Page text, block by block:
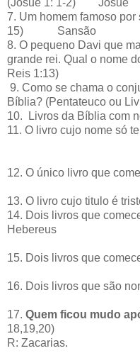
(Josué 1: 1-2) Josué
7. Um homem famoso
15) Sansão
8. O pequeno Davi que
grande rei. Qual o nome
Reis 1:13)
9. Como se chama o
Bíblia? (Pentateuco ou
10. Livros da Bíblia com
11. O livro cujo nome só
12. O único livro que
13. O livro cujo titulo é
14. Dois livros que
Hebereus
15. Dois livros que
16. Dois livros que são
17. Quem ficou mudo
18,19,20)
R: Zacarias.